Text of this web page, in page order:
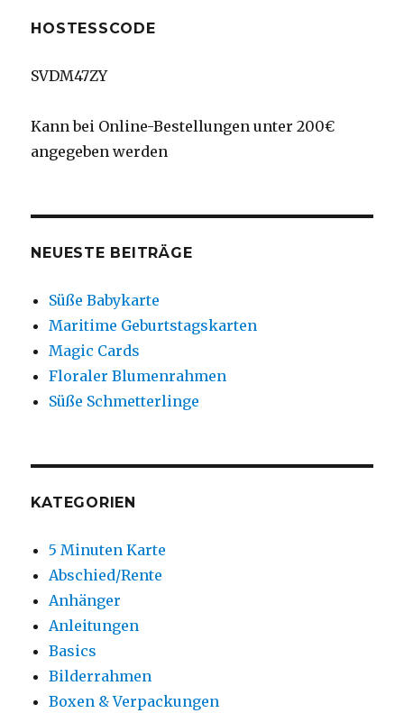
HOSTESSCODE
SVDM47ZY
Kann bei Online-Bestellungen unter 200€
angegeben werden
NEUESTE BEITRÄGE
Süße Babykarte
Maritime Geburtstagskarten
Magic Cards
Floraler Blumenrahmen
Süße Schmetterlinge
KATEGORIEN
5 Minuten Karte
Abschied/Rente
Anhänger
Anleitungen
Basics
Bilderrahmen
Boxen & Verpackungen